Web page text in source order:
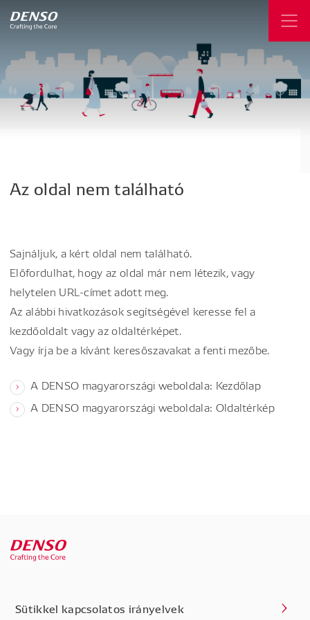
Az oldal nem található
Sajnáljuk, a kért oldal nem található.
Előfordulhat, hogy az oldal már nem létezik, vagy
helytelen URL-címet adott meg.
Az alábbi hivatkozások segítségével keresse fel a
kezdőoldalt vagy az oldaltérképet.
Vagy írja be a kívánt keresőszavakat a fenti mezőbe.
A DENSO magyarországi weboldala: Kezdőlap
A DENSO magyarországi weboldala: Oldaltérkép
Sütikkel kapcsolatos irányelvek